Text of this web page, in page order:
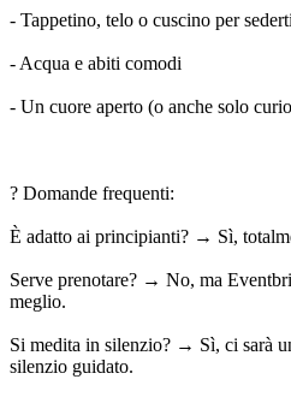
- Tappetino, telo o cuscino per sederti
- Acqua e abiti comodi
- Un cuore aperto (o anche solo
? Domande frequenti:
È adatto ai principianti? → Sì,
Serve prenotare? → No, ma
meglio.
Si medita in silenzio? → Sì, ci sarà
silenzio guidato.